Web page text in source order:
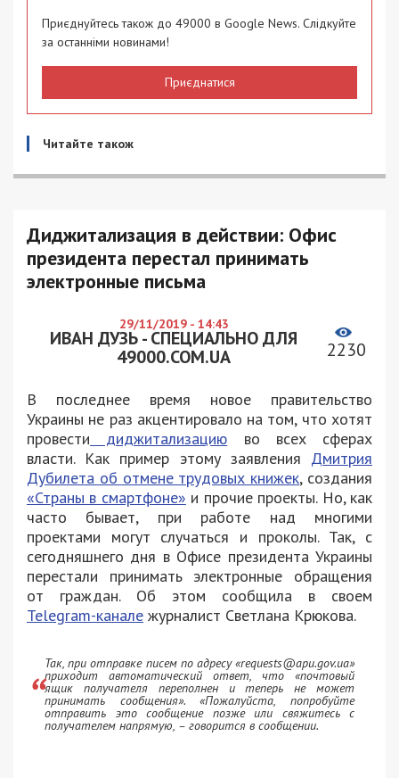
Приєднуйтесь також до 49000 в Google News. Слідкуйте
за останніми новинами!
Приєднатися
Читайте також
Диджитализация в действии: Офис
президента перестал принимать
электронные письма
29/11/2019 - 14:43
ИВАН ДУЗЬ - СПЕЦИАЛЬНО ДЛЯ
49000.COM.UA
2230
В последнее время новое правительство
Украины не раз акцентировало на том, что хотят
провести диджитализацию во всех сферах
власти. Как пример этому заявления Дмитрия
Дубилета об отмене трудовых книжек, создания
«Страны в смартфоне» и прочие проекты. Но, как
часто бывает, при работе над многими
проектами могут случаться и проколы. Так, с
сегодняшнего дня в Офисе президента Украины
перестали принимать электронные обращения
от граждан. Об этом сообщила в своем
Telegram-канале журналист Светлана Крюкова.
Так, при отправке писем по адресу «requests@apu.gov.ua»
приходит автоматический ответ, что «почтовый
ящик получателя переполнен и теперь не может
принимать сообщения». «Пожалуйста, попробуйте
отправить это сообщение позже или свяжитесь с
получателем напрямую, – говорится в сообщении.